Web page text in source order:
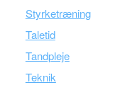
Styrketræning
Taletid
Tandpleje
Teknik